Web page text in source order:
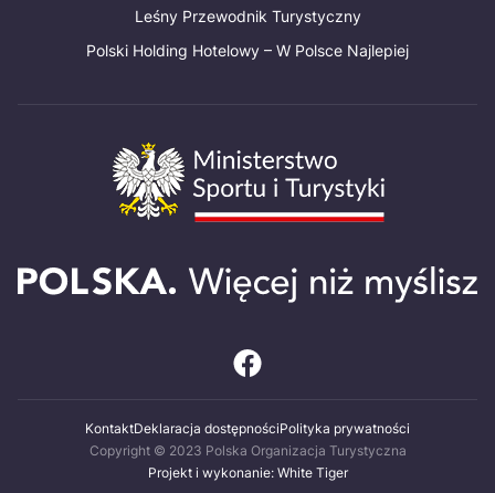
Leśny Przewodnik Turystyczny
Polski Holding Hotelowy – W Polsce Najlepiej
KontaktDeklaracja dostępnościPolityka prywatności
Copyright © 2023 Polska Organizacja Turystyczna
Projekt i wykonanie: White Tiger